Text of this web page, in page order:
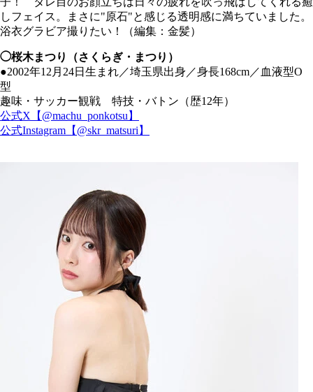
しフェイス。まさに"原石"と感じる透明感に満ちていました。
浴衣グラビア撮りたい！（編集：金髪）
◯桜木まつり（さくらぎ・まつり）
●2002年12月24日生まれ／埼玉県出身／身長168cm／血液型O
型
趣味・サッカー観戦 特技・バトン（歴12年）
公式X【@machu_ponkotsu】
公式Instagram【@skr_matsuri】